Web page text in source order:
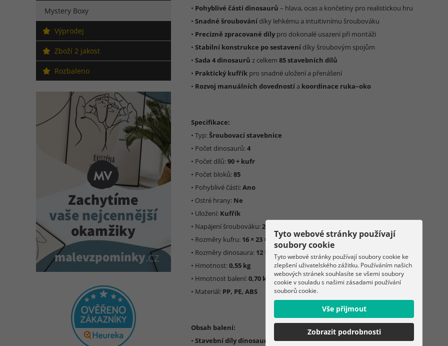
Mystery Boxy
Výprodej
Zboží 2 jakost
Rozbaleno
• Pohyblivé části dinosaurů – hlava, ocas a končetiny pro realistickou hru
• Snadné šroubování díky lehkému a intuitivnímu šroubováku
• Precizně zpracované díly pro dokonalé usazení při montáži
• Stabilní konstrukce po sestavení díky šroubovým spojům
• Sada 4 dinosaurů z celkem 85 stavebních dílů
• Praktický kufřík pro snadné uložení a přenášení
• Rozvoj manuálních dovednostía koordinace ruka–oko
Specifikace:
• Typ:Šroubovací stavebnice
• Počet dinosaurů:4
• Počet dílů:90 + kufr
• Počet bloků:85
• Pohyblivé části:Ano
• Ostré hrany: Ne
• Uložení: Kufřík
• Napájení šroubováku:2 × AAA
• Rozměry kufru: 16 × 23 × 15 cm
• Rozměry dinosaura: 12 × 5 × 17 cm
• Hmotnost:0,55 kg
• Hmotnost balení:0,70 kg
• Materiál: PP, PE, ABS
Obsah balení:
• Stavební díly dinosaurů
Tyto webové stránky používají
soubory cookie
Tyto webové stránky používají soubory cookie ke
zlepšení uživatelského zážitku. Používáním našich
webových stránek souhlasíte se všemi soubory
cookie v souladu s našimi zásadami používání
souborů cookie.
Vše přijmout
Zobrazit podrobnosti